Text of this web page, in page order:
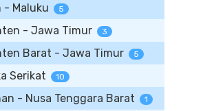
- Maluku 5
- Jawa Timur 3
Barat - Jawa Timur 5
Serikat 10
- Nusa Tenggara Barat 1